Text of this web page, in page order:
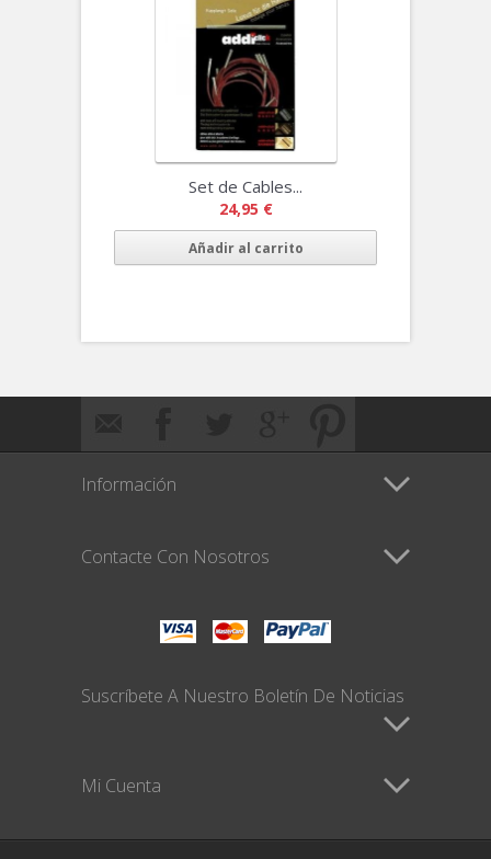
Set de Cables...
24,95 €
Añadir al carrito
Información
Contacte Con Nosotros
Suscríbete A Nuestro Boletín De Noticias
Mi Cuenta